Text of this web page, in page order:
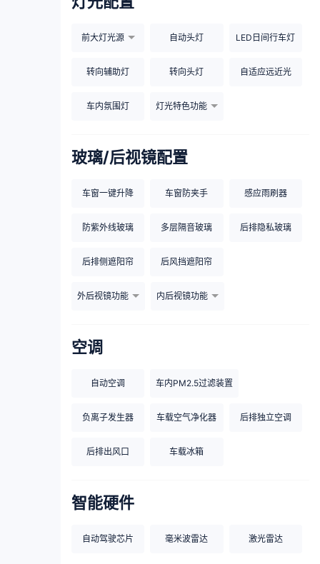
前大灯光源 自动头灯 LED日间行车灯
转向辅助灯 转向头灯 自适应远近光
车内氛围灯 灯光特色功能
玻璃/后视镜配置
车窗一键升降 车窗防夹手 感应雨刷器
防紫外线玻璃 多层隔音玻璃 后排隐私玻璃
后排侧遮阳帘 后风挡遮阳帘
外后视镜功能 内后视镜功能
空调
自动空调 车内PM2.5过滤装置
负离子发生器 车载空气净化器 后排独立空调
后排出风口 车载冰箱
智能硬件
自动驾驶芯片 毫米波雷达 激光雷达